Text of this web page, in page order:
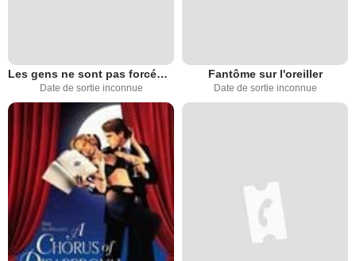
Les gens ne sont pas forcément ignobles
Date de sortie inconnue
Fantôme sur l'oreiller
Date de sortie inconnue